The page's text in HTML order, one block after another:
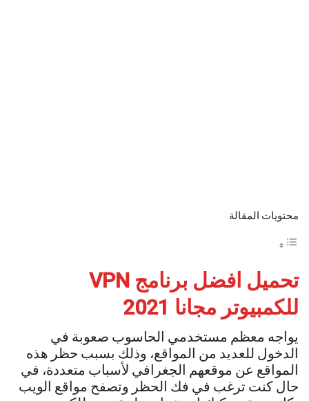
محتويات المقالة
تحميل افضل برنامج VPN
للكمبيوتر مجانا 2021
يواجه معظم مستخدمي الحاسوب صعوبة في
الدخول للعديد من المواقع، وذلك بسبب حظر هذه
المواقع عن موقعهم الجغرافي لأسباب متعددة، في
حال كنت ترغب في فك الحظر وتصفح مواقع الويب